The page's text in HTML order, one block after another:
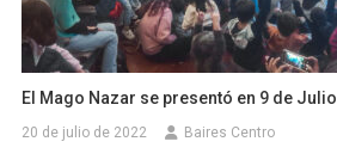
El Mago Nazar se presentó en 9 de Julio
20 de julio de 2022 Baires Centro